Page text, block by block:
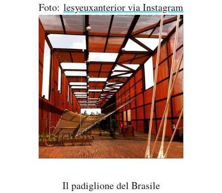
Foto: lesyeuxanterior via Instagram
Il padiglione del Brasile